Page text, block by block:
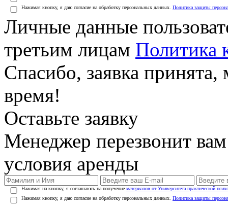
Нажимая кнопку, я даю согласие на обработку персональных данных. Политика защиты
Личные данные
третьим лицам Политика
Спасибо, заявка
время!
Оставьте заявку
Менеджер перезвонит
условия аренды
Нажимая на кнопку, я соглашаюсь на получение материалов от Университета практической
Нажимая кнопку, я даю согласие на обработку персональных данных. Политика защиты